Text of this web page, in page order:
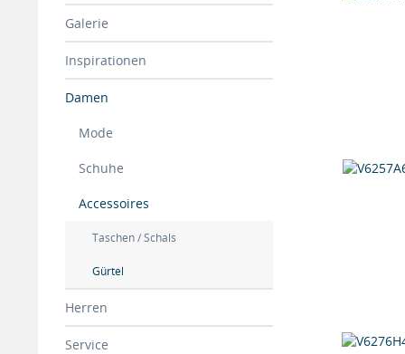
Galerie
Inspirationen
Damen
Mode
Schuhe
Accessoires
Taschen / Schals
Gürtel
Herren
Service